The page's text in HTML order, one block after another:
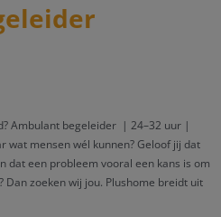
Ambulant begeleider | 24–32 uur |
wat mensen wél kunnen? Geloof jij dat
dat een probleem vooral een kans is om
Dan zoeken wij jou. Plushome breidt uit